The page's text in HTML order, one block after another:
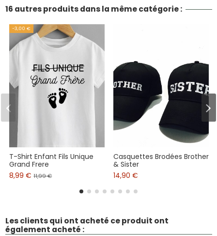
16 autres produits dans la même catégorie :
-3,00 €
T-Shirt Enfant Fils Unique
Grand Frere
8,99 €11,99 €
Casquettes Brodées Brother
& Sister
14,90 €
Les clients qui ont acheté ce produit ont
également acheté :